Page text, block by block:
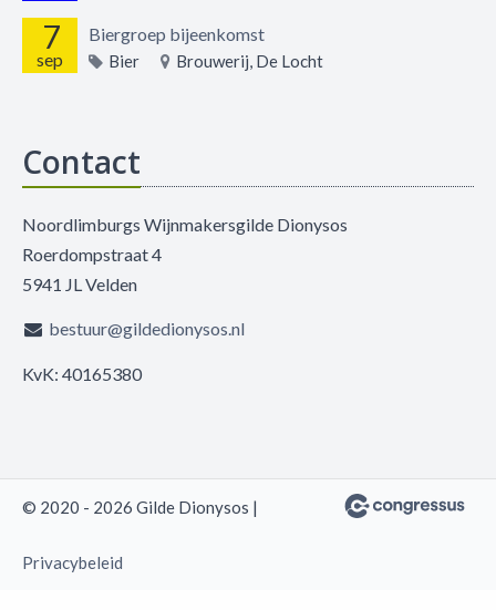
7
sep
Biergroep bijeenkomst
Bier Brouwerij, De Locht
Contact
Noordlimburgs Wijnmakersgilde Dionysos
Roerdompstraat 4
5941 JL Velden
bestuur@gildedionysos.nl
KvK: 40165380
© 2020 - 2026 Gilde Dionysos |
Privacybeleid